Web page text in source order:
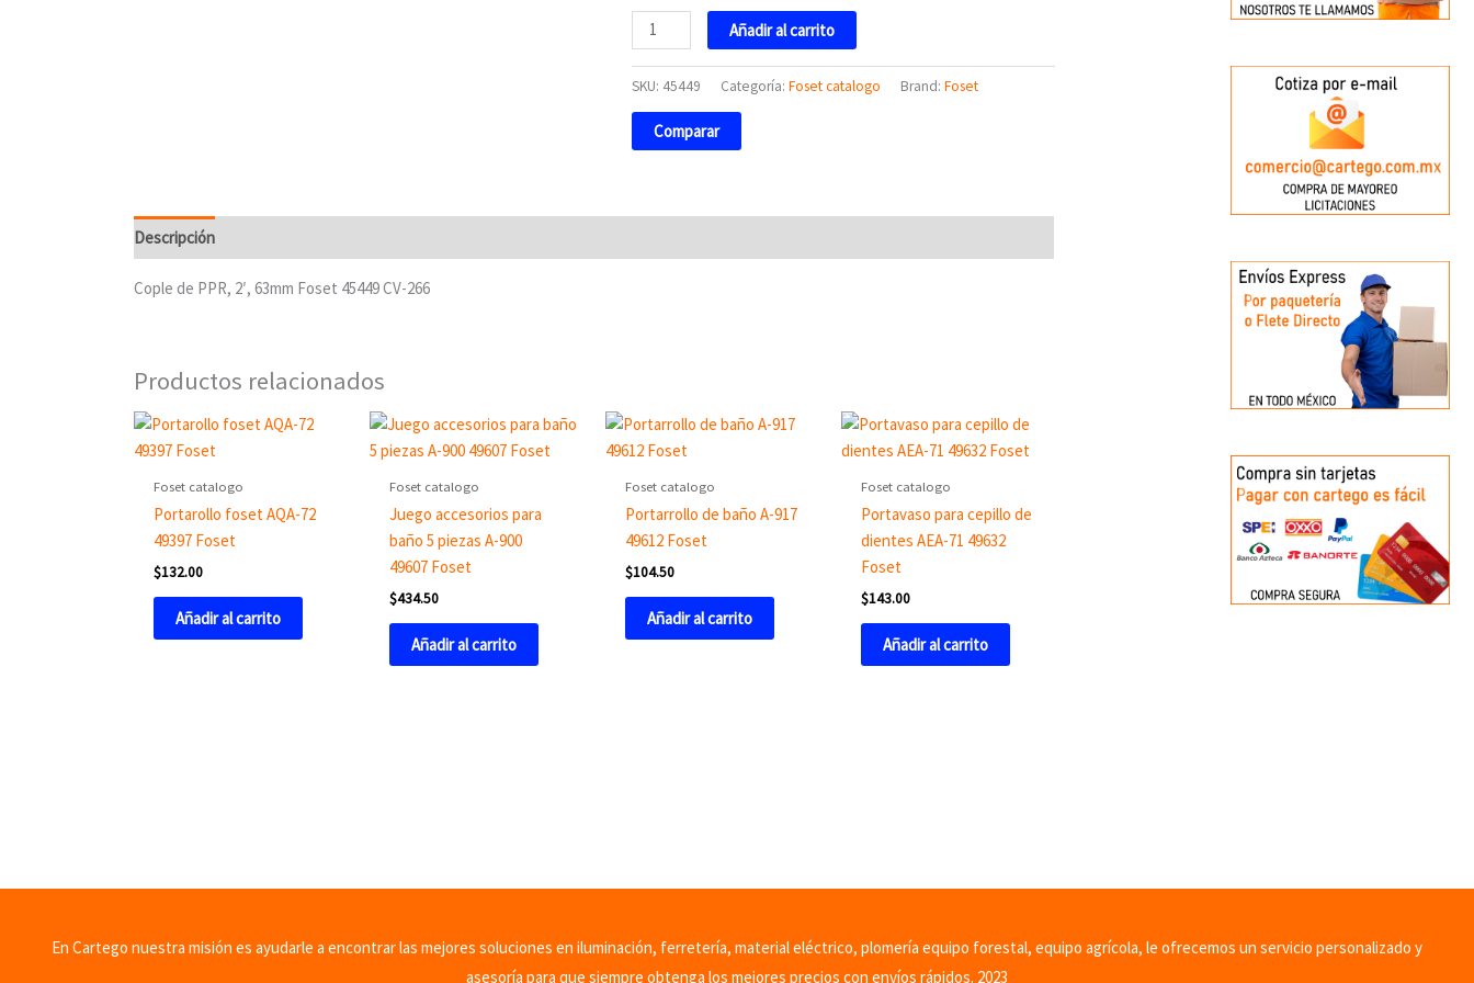
cantidad
Añadir al carrito
SKU: 45449 Categoría: Foset catalogo Brand: Foset
Comparar
Descripción
Cople de PPR, 2′, 63mm Foset 45449 CV-266
Productos relacionados
Foset catalogo
Portarollo foset AQA-72
49397 Foset
$132.00
Añadir al carrito
Foset catalogo
Juego accesorios para
baño 5 piezas A-900
49607 Foset
$434.50
Añadir al carrito
Foset catalogo
Portarrollo de baño A-917
49612 Foset
$104.50
Añadir al carrito
Foset catalogo
Portavaso para cepillo de
dientes AEA-71 49632
Foset
$143.00
Añadir al carrito
En Cartego nuestra misión es ayudarle a encontrar las mejores soluciones en iluminación, ferretería, material eléctrico, plomería equipo forestal, equipo agrícola, le ofrecemos un servicio personalizado y
asesoría para que siempre obtenga los mejores precios con envíos rápidos. 2023